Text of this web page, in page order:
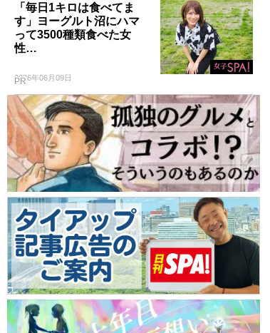
「毎日1キロは食べてま
す」ヨーグルト沼にハマ
って3500種類食べた女
性…
2026年06月09日
PR